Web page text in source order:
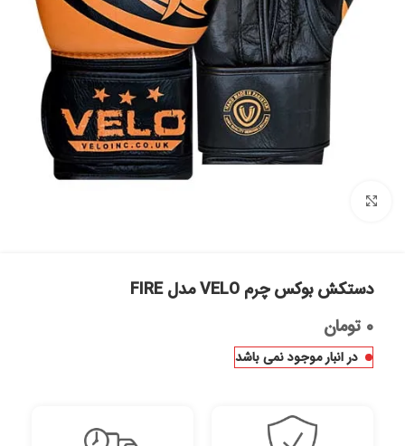
دستکش بوکس چرم VELO مدل FIRE
۰ تومان
در انبار موجود نمی باشد